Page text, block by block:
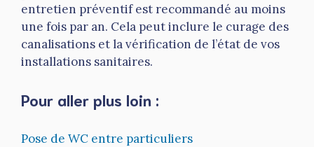
entretien préventif est recommandé au moins
une fois par an. Cela peut inclure le curage des
canalisations et la vérification de l’état de vos
installations sanitaires.
Pour aller plus loin :
Pose de WC entre particuliers